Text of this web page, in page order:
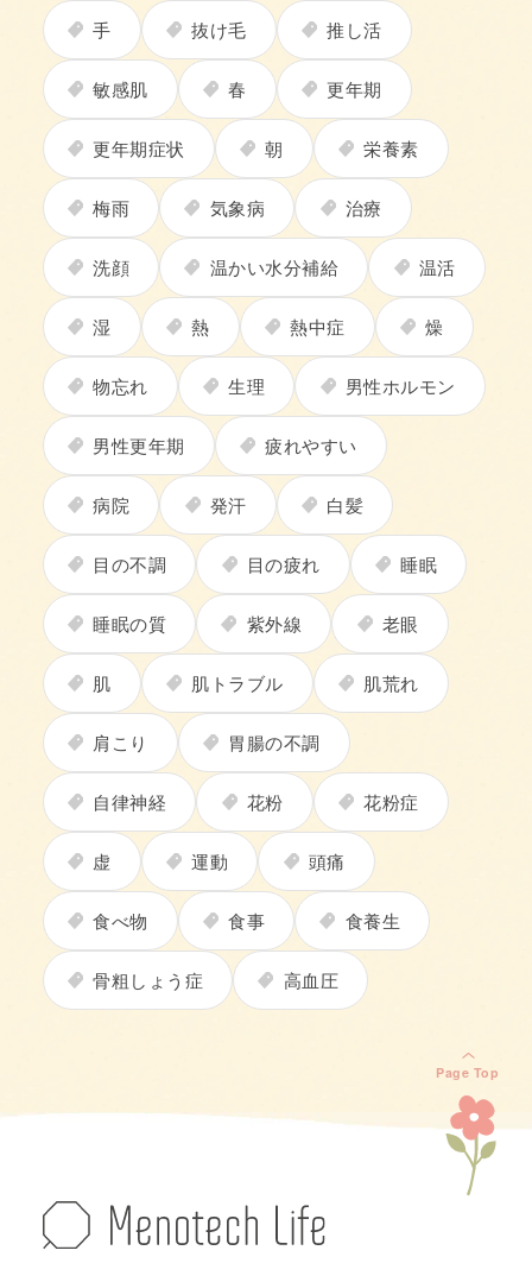
手 抜け毛 推し活
敏感肌 春 更年期
更年期症状 朝 栄養素
梅雨 気象病 治療
洗顔 温かい水分補給 温活
湿 熱 熱中症 燥
物忘れ 生理 男性ホルモン
男性更年期 疲れやすい
病院 発汗 白髪
目の不調 目の疲れ 睡眠
睡眠の質 紫外線 老眼
肌 肌トラブル 肌荒れ
肩こり 胃腸の不調
自律神経 花粉 花粉症
虚 運動 頭痛
食べ物 食事 食養生
骨粗しょう症 高血圧
Page Top